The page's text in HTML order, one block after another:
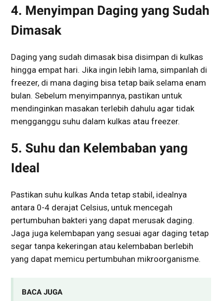
4. Menyimpan Daging yang Sudah
Dimasak
Daging yang sudah dimasak bisa disimpan di kulkas
hingga empat hari. Jika ingin lebih lama, simpanlah di
freezer, di mana daging bisa tetap baik selama enam
bulan. Sebelum menyimpannya, pastikan untuk
mendinginkan masakan terlebih dahulu agar tidak
mengganggu suhu dalam kulkas atau freezer.
5. Suhu dan Kelembaban yang
Ideal
Pastikan suhu kulkas Anda tetap stabil, idealnya
antara 0-4 derajat Celsius, untuk mencegah
pertumbuhan bakteri yang dapat merusak daging.
Jaga juga kelembapan yang sesuai agar daging tetap
segar tanpa kekeringan atau kelembaban berlebih
yang dapat memicu pertumbuhan mikroorganisme.
BACA JUGA